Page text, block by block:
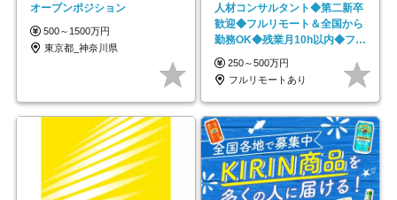
オープンポジション
500～1500万円
東京都_神奈川県
人材コンサルタント◆第二新卒
歓迎◆フルリモート＆全国から
勤務OK◆残業月10h以内◆フレ
ックス制
250～500万円
フルリモートあり